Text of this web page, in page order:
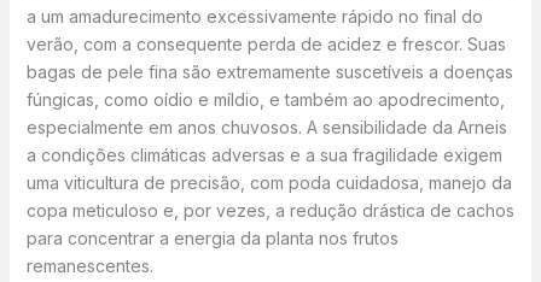
a um amadurecimento excessivamente rápido no final do
verão, com a consequente perda de acidez e frescor. Suas
bagas de pele fina são extremamente suscetíveis a doenças
fúngicas, como oídio e míldio, e também ao apodrecimento,
especialmente em anos chuvosos. A sensibilidade da Arneis
a condições climáticas adversas e a sua fragilidade exigem
uma viticultura de precisão, com poda cuidadosa, manejo da
copa meticuloso e, por vezes, a redução drástica de cachos
para concentrar a energia da planta nos frutos
remanescentes.